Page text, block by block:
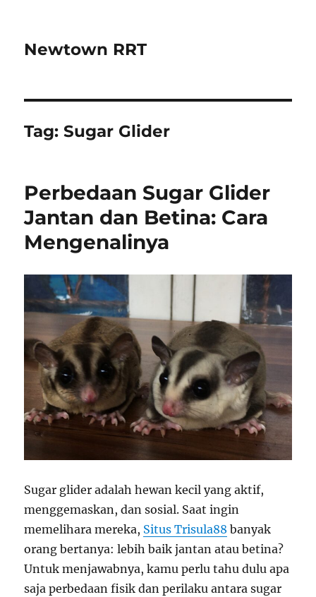
Newtown RRT
Tag:Sugar Glider
Perbedaan Sugar Glider
Jantan dan Betina: Cara
Mengenalinya
Sugar glider adalah hewan kecil yang aktif,
menggemaskan, dan sosial. Saat ingin
memelihara mereka, Situs Trisula88 banyak
orang bertanya: lebih baik jantan atau betina?
Untuk menjawabnya, kamu perlu tahu dulu apa
saja perbedaan fisik dan perilaku antara sugar